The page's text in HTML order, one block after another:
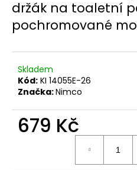
držák na toaletní
pochromované
Skladem
Kód: KI 14055E-26
Značka:Nimco
679 Kč
o
r
u
č
u
e